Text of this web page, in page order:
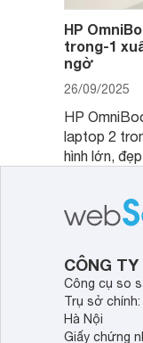
HP
trong-1
ngờ
26/09/2025
HP
laptop 2
hình lớn,
mức giá vô
thành một
bát gạo”
CÔNG
Công cụ so
Trụ sở
Hà Nội
Giấy chứng